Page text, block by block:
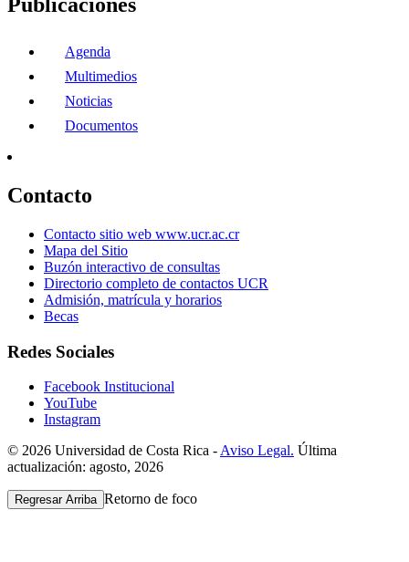
Agenda
Multimedios
Noticias
Documentos
Contacto
Contacto sitio web www.ucr.ac.cr
Mapa del Sitio
Buzón interactivo de consultas
Directorio completo de contactos UCR
Admisión, matrícula y horarios
Becas
Redes Sociales
Facebook Institucional
YouTube
Instagram
© 2026 Universidad de Costa Rica - Aviso Legal. Última
actualización: agosto, 2026
Regresar Arriba Retorno de foco